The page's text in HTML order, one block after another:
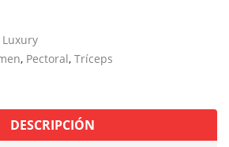
Luxury
, Pectoral, Tríceps
DESCRIPCIÓN